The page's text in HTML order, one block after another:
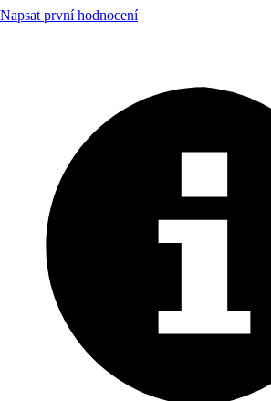
Napsat první hodnocení